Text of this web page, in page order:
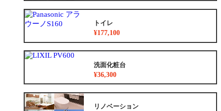
トイレ
¥177,100
洗面化粧台
¥36,300
リノベーション